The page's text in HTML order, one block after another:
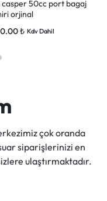
casper 50cc port bagaj
orjinal
₺ Kdv Dahil
çok oranda
siparişlerinizi en
ulaştırmaktadır.